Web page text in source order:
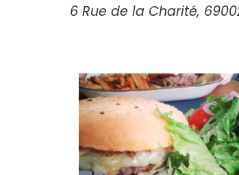
6 Rue de la Charité,